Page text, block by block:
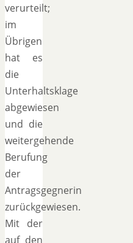
verurteilt;
im
Übrigen
hat es
die
Unterhaltsklage
abgewiesen
und die
weitergehende
Berufung
der
Antragsgegnerin
zurückgewiesen.
Mit der
auf den